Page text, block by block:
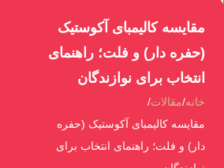
مقایسه کالیمبای آکوستیک
(حفره دار) و فلت؛ راهنمای
انتخاب برای نوازندگان
خانه مقالات
مقایسه کالیمبای آکوستیک (حفره
دار) و فلت؛ راهنمای انتخاب برای